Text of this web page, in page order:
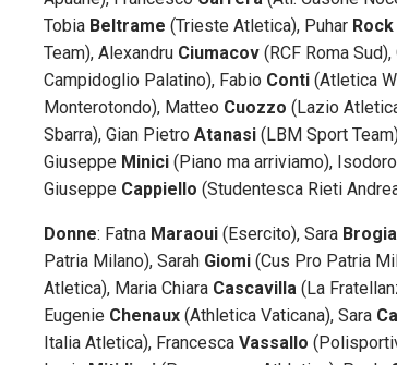
Tobia Beltrame (Trieste Atletica), Puhar Rock
Team), Alexandru Ciumacov (RCF Roma
Campidoglio Palatino), Fabio Conti (Atletica
Monterotondo), Matteo Cuozzo (Lazio
Sbarra), Gian Pietro Atanasi (LBM Sport
Giuseppe Minici (Piano ma arriviamo), Isodoro
Giuseppe Cappiello (Studentesca Rieti
Donne: Fatna Maraoui (Esercito), Sara
Patria Milano), Sarah Giomi (Cus Pro Patria
Atletica), Maria Chiara Cascavilla (La
Eugenie Chenaux (Athletica Vaticana), Sara
Italia Atletica), Francesca Vassallo